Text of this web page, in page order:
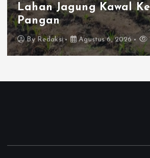
Lahan Jagung Kawal
Pangan
By Redaksi Agustus 6, 2026